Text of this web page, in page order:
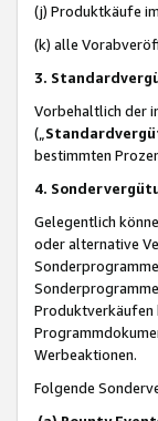
(j) Produktkäufe
(k) alle
3.
Vorbehaltlich der
(„
bestimmten
4.
Gelegentlich
oder alternative
Produktverkäufen
Werbeaktionen.
Folgende